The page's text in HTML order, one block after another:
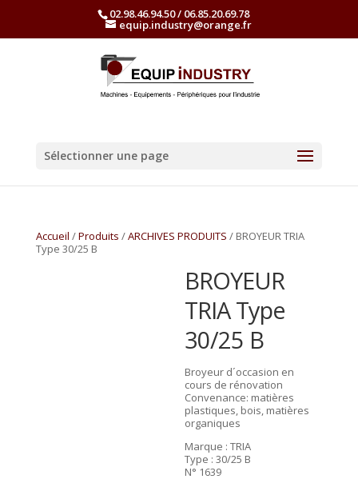
02.98.46.94.50 / 06.85.20.69.78
equip.industry@orange.fr
Sélectionner une page
Accueil /Produits /ARCHIVES PRODUITS / BROYEUR TRIA
Type 30/25 B
BROYEUR
TRIA Type
30/25 B
Broyeur d´occasion en
cours de rénovation
Convenance: matières
plastiques, bois, matières
organiques
Marque : TRIA
Type : 30/25 B
N° 1639